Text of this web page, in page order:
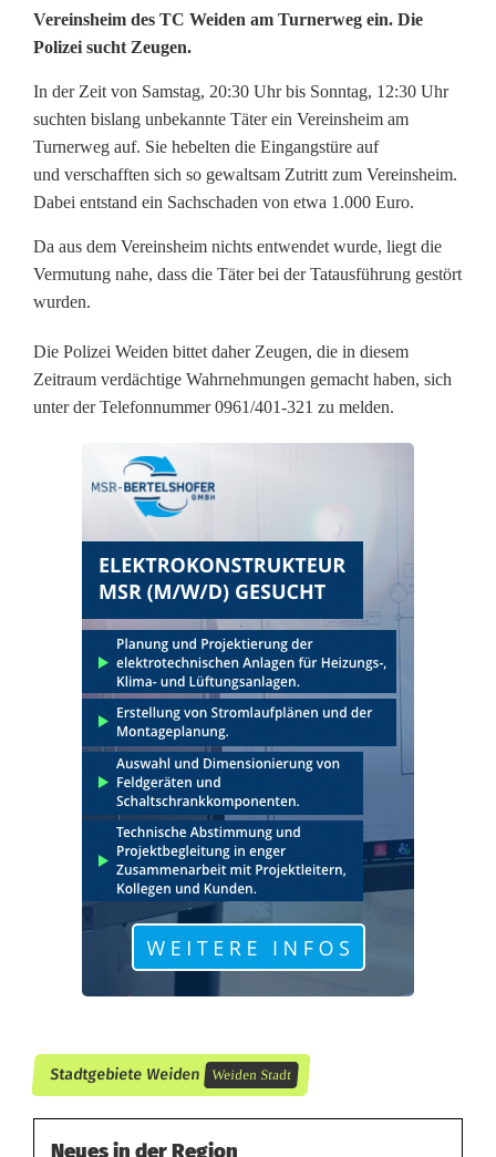
i
n
b
r
u
c
h
n
T
Vereinsheim des TC Weiden am Turnerweg ein. Die
Polizei sucht Zeugen.
In der Zeit von Samstag, 20:30 Uhr bis Sonntag, 12:30 Uhr
suchten bislang unbekannte Täter ein Vereinsheim am
Turnerweg auf. Sie hebelten die Eingangstüre auf
und verschafften sich so gewaltsam Zutritt zum Vereinsheim.
Dabei entstand ein Sachschaden von etwa 1.000 Euro.
Da aus dem Vereinsheim nichts entwendet wurde, liegt die
Vermutung nahe, dass die Täter bei der Tatausführung gestört
wurden.
Die Polizei Weiden bittet daher Zeugen, die in diesem
Zeitraum verdächtige Wahrnehmungen gemacht haben, sich
unter der Telefonnummer 0961/401-321 zu melden.
Stadtgebiete Weiden Weiden Stadt
Neues in der Region